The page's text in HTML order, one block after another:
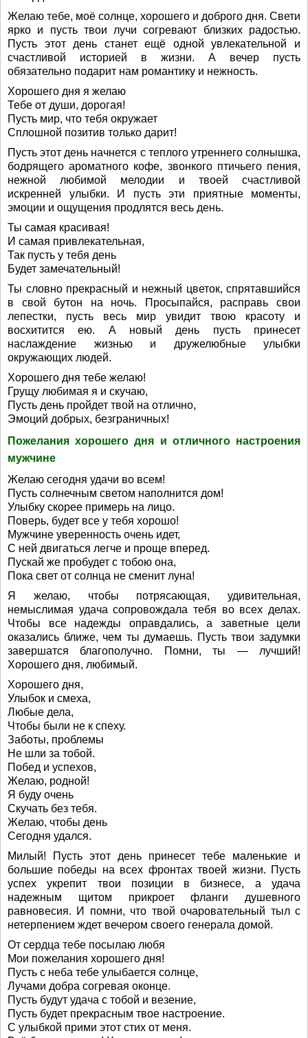
Желаю тебе, моё солнце, хорошего и доброго дня. Свети
ярко и пусть твои лучи согревают близких радостью.
Пусть этот день станет ещё одной увлекательной и
счастливой историей в жизни. А вечер пусть
обязательно подарит нам романтику и нежность.
Хорошего дня я желаю
Тебе от души, дорогая!
Пусть мир, что тебя окружает
Сплошной позитив только дарит!
Пусть этот день начнется с теплого утреннего солнышка,
бодрящего ароматного кофе, звонкого птичьего пения,
нежной любимой мелодии и твоей счастливой
искренней улыбки. И пусть эти приятные моменты,
эмоции и ощущения продлятся весь день.
Ты самая красивая!
И самая привлекательная,
Так пусть у тебя день
Будет замечательный!
Ты словно прекрасный и нежный цветок, спрятавшийся
в свой бутон на ночь. Просыпайся, расправь свои
лепестки, пусть весь мир увидит твою красоту и
восхитится ею. А новый день пусть принесет
наслаждение жизнью и дружелюбные улыбки
окружающих людей.
Хорошего дня тебе желаю!
Грущу любимая я и скучаю,
Пусть день пройдет твой на отлично,
Эмоций добрых, безграничных!
Пожелания хорошего дня и отличного настроения
мужчине
Желаю сегодня удачи во всем!
Пусть солнечным светом наполнится дом!
Улыбку скорее примерь на лицо.
Поверь, будет все у тебя хорошо!
Мужчине уверенность очень идет,
С ней двигаться легче и проще вперед.
Пускай же пробудет с тобою она,
Пока свет от солнца не сменит луна!
Я желаю, чтобы потрясающая, удивительная,
немыслимая удача сопровождала тебя во всех делах.
Чтобы все надежды оправдались, а заветные цели
оказались ближе, чем ты думаешь. Пусть твои задумки
завершатся благополучно. Помни, ты — лучший!
Хорошего дня, любимый.
Хорошего дня,
Улыбок и смеха,
Любые дела,
Чтобы были не к спеху.
Заботы, проблемы
Не шли за тобой.
Побед и успехов,
Желаю, родной!
Я буду очень
Скучать без тебя.
Желаю, чтобы день
Сегодня удался.
Милый! Пусть этот день принесет тебе маленькие и
большие победы на всех фронтах твоей жизни. Пусть
успех укрепит твои позиции в бизнесе, а удача
надежным щитом прикроет фланги душевного
равновесия. И помни, что твой очаровательный тыл с
нетерпением ждет вечером своего генерала домой.
От сердца тебе посылаю любя
Мои пожелания хорошего дня!
Пусть с неба тебе улыбается солнце,
Лучами добра согревая оконце.
Пусть будут удача с тобой и везение,
Пусть будет прекрасным твое настроение.
С улыбкой прими этот стих от меня.